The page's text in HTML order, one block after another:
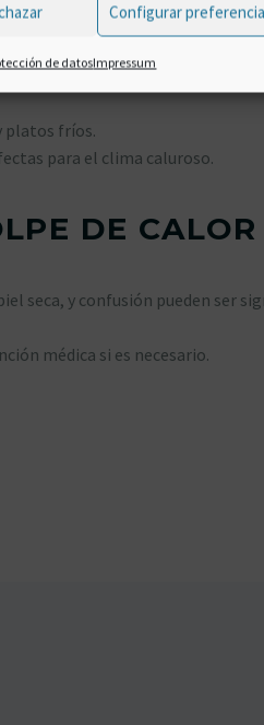
Configurar
de datosImpressum
platos fríos.
para el clima caluroso.
DE CALOR
seca, y confusión pueden ser
médica si es necesario.